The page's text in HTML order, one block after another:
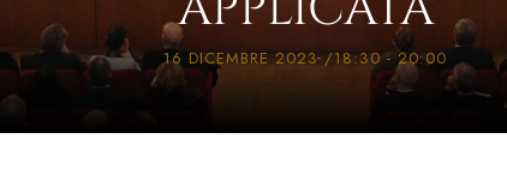
16 DICEMBRE 2023 /18:30-20:00